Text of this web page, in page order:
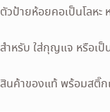
ตัวป้ายห้อยคอเป็นโลหะ
สำหรับ ใส่กุญแจ หรือเ
สินค้าของแท้ พร้อมสติ๊ก